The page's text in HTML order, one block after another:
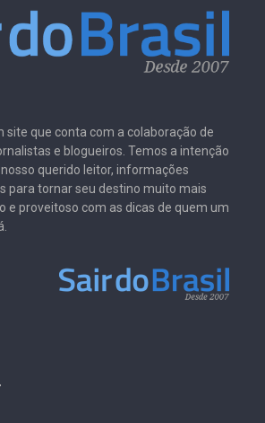
site que conta com a colaboração de
e blogueiros. Temos a intenção
querido leitor, informações
para tornar seu destino muito mais
e proveitoso com as dicas de quem um